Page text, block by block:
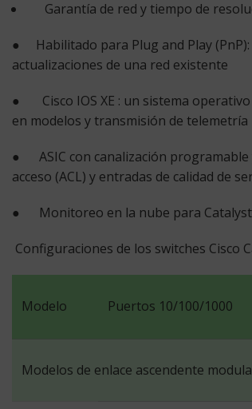
Garantía de red y tiempo de
● Habilitado para Plug and Play
actualizaciones de una red existente
● Cisco IOS XE : un sistema
en modelos y transmisión de telemetría
● ASIC con canalización programable
acceso (ACL) y entradas de calidad de
● Monitoreo en la nube para Catalyst
Configuraciones de los switches Cisco
Modelo Puertos 10/100/1000
Modelos de enlace ascendente